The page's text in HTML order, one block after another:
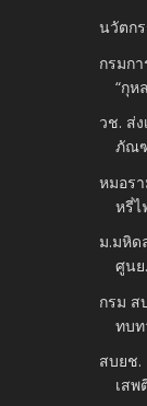
นวัตก
กรมก
“กุห
วช. ส่
ภัณ
หมอร
หรี่ไ
ม.มหิด
ศูนย
กรม ส
ทบท
สบยช.
เสพ